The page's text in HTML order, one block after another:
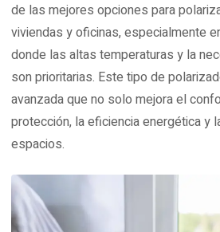
de las mejores opciones para
viviendas y oficinas, especialmente
donde las altas temperaturas y la
son prioritarias. Este tipo de
avanzada que no solo mejora el
protección, la eficiencia energética y
espacios.